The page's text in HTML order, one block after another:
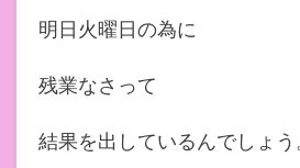
明日火曜日の為に
残業なさって
結果を出しているんでしょう